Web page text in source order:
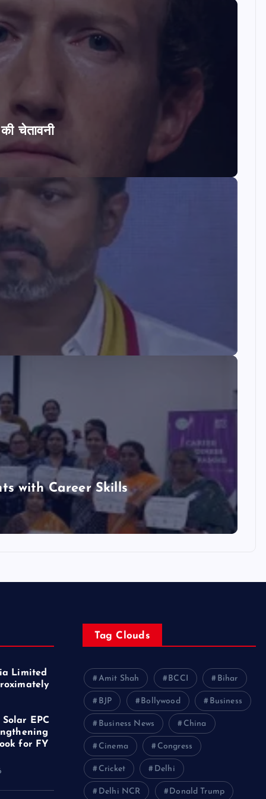
की चेतावनी
with Career Skills
Limited
Solar EPC
for FY
Tag Clouds
Amit Shah BCCI Bihar
BJP Bollywood Business
Business News China
Cinema Congress
Cricket Delhi
Delhi NCR Donald Trump